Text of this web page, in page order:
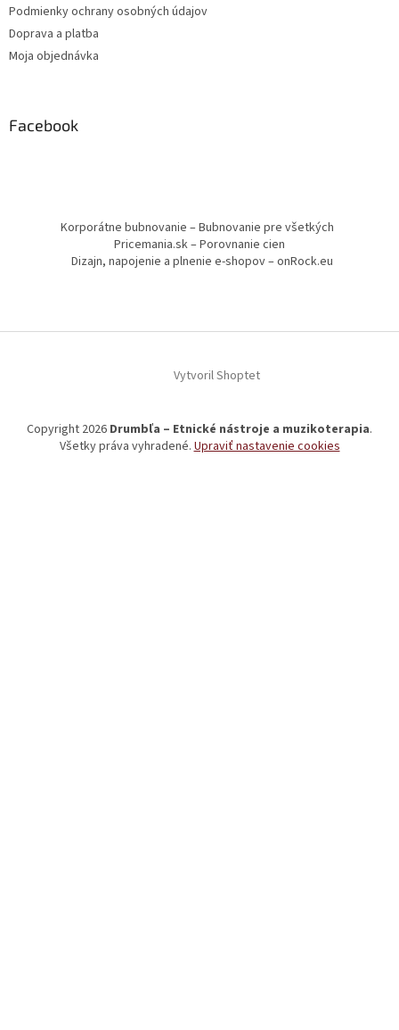
Podmienky ochrany osobných údajov
Doprava a platba
Moja objednávka
Facebook
Korporátne bubnovanie – Bubnovanie pre všetkých
Pricemania.sk – Porovnanie cien
Dizajn, napojenie a plnenie e-shopov – onRock.eu
Vytvoril Shoptet
Copyright 2026 Drumbľa – Etnické nástroje a muzikoterapia.
Všetky práva vyhradené.Upraviť nastavenie cookies